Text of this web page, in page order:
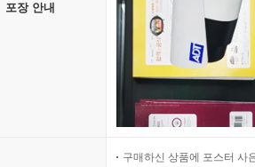
포장 안내
구매하신 상품에 포스터 사